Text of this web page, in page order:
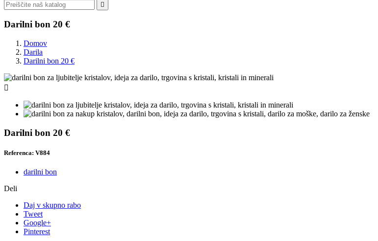

Darilni bon 20 €
Domov
Darila
Darilni bon 20 €

Darilni bon 20 €
Referenca: V884
darilni bon
Deli
Daj v skupno rabo
Tweet
Google+
Pinterest